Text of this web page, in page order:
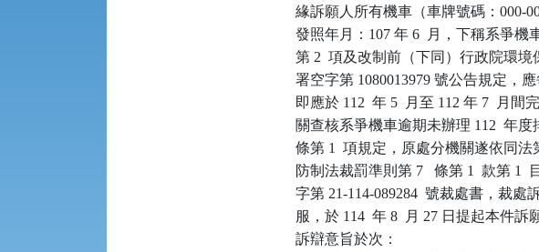
緣訴願人所有機車（車牌號碼：000-
發照年月：107 年 6  月，下稱系爭機
第 2  項及改制前（下同）行政院環境
署空字第 1080013979 號公告規定，
即應於 112  年 5  月至 112 年 7  月間
關查核系爭機車逾期未辦理 112  年
條第 1  項規定，原處分機關遂依同
防制法裁罰準則第 7   條第 1  款第 1
字第 21-114-089284  號裁處書，裁
服，於 114  年 8  月 27 日提起本件
訴辯意旨於次：